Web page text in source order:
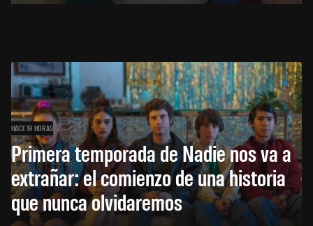
HACE 19 HORAS
Primera temporada de Nadie nos va a
extrañar: el comienzo de una historia
que nunca olvidaremos